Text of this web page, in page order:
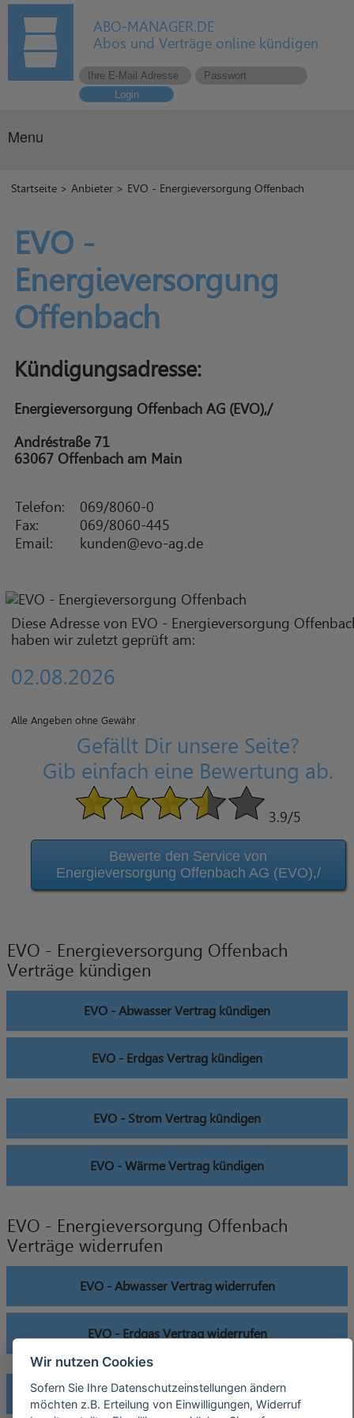
ABO-MANAGER.DE
Abos und Verträge online kündigen
Login
Menu
Startseite >Anbieter > EVO - Energieversorgung Offenbach
EVO -
Energieversorgung
Offenbach
Kündigungsadresse:
Energieversorgung Offenbach AG (EVO),/
Andréstraße 71
63067 Offenbach am Main
Telefon:
069/8060-0
Fax:
069/8060-445
Email:
kunden@evo-ag.de
Diese Adresse von EVO - Energieversorgung
haben wir zuletzt geprüft am:
02.08.2026
Alle Angeben ohne Gewähr
Gefällt Dir unsere Seite?
Gib einfach eine Bewertung ab.
3.9/5
Bewerte den Service von
Energieversorgung Offenbach AG (EVO),/
EVO - Energieversorgung Offenbach
Verträge kündigen
EVO - Abwasser Vertrag kündigen
EVO - Erdgas Vertrag kündigen
EVO - Strom Vertrag kündigen
EVO - Wärme Vertrag kündigen
EVO - Energieversorgung Offenbach
Verträge widerrufen
EVO - Abwasser Vertrag widerrufen
EVO - Erdgas Vertrag widerrufen
EVO - Strom Vertrag widerrufen
Wir nutzen Cookies
Sofern Sie Ihre Datenschutzeinstellungen ändern
möchten z.B. Erteilung von Einwilligungen, Widerruf